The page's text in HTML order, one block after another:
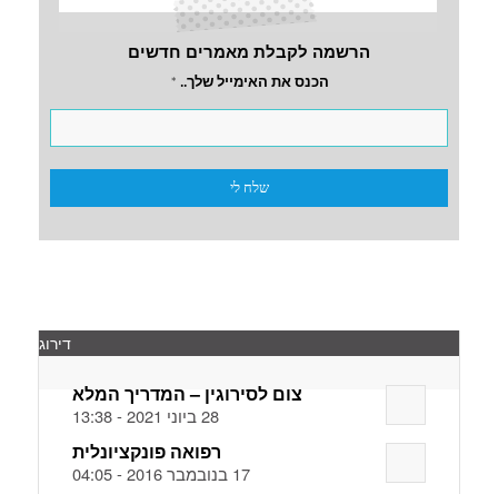
הרשמה לקבלת מאמרים חדשים
הכנס את האימייל שלך.. *
דירוג
צום לסירוגין – המדריך המלא
28 ביוני 2021 - 13:38
רפואה פונקציונלית
17 בנובמבר 2016 - 04:05